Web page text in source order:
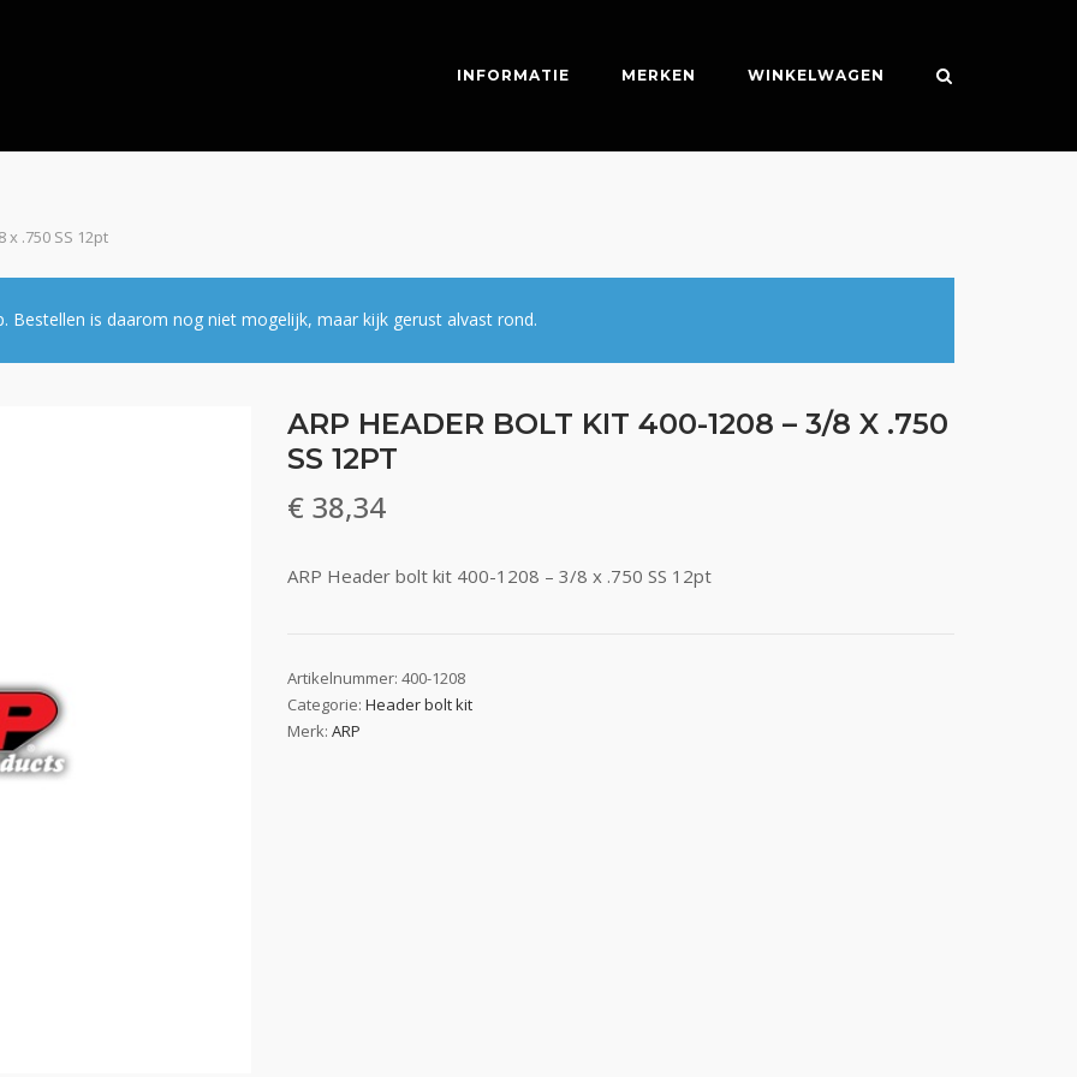
INFORMATIE MERKEN WINKELWAGEN
x .750 SS 12pt
Bestellen is daarom nog niet mogelijk, maar kijk gerust alvast rond.
ARP HEADER BOLT KIT 400-1208 – 3/8 X .750
SS 12PT
€ 38,34
ARP Header bolt kit 400-1208 – 3/8 x .750 SS 12pt
Artikelnummer:400-1208
Categorie:Header bolt kit
Merk:ARP